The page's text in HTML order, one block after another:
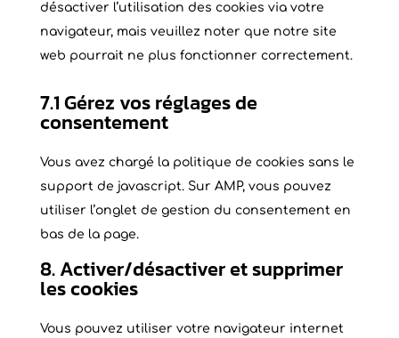
désactiver l’utilisation des cookies via votre
navigateur, mais veuillez noter que notre site
web pourrait ne plus fonctionner correctement.
7.1 Gérez vos réglages de
consentement
Vous avez chargé la politique de cookies sans le
support de javascript. Sur AMP, vous pouvez
utiliser l’onglet de gestion du consentement en
bas de la page.
8. Activer/désactiver et supprimer
les cookies
Vous pouvez utiliser votre navigateur internet